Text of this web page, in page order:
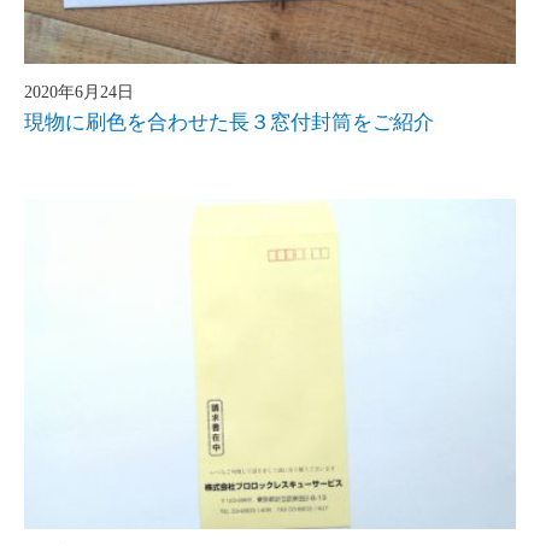
2020年6月24日
現物に刷色を合わせた長３窓付封筒をご紹介